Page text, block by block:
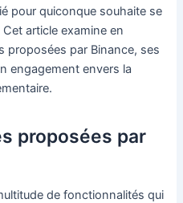
pour quiconque souhaite se
article examine en
proposées par Binance, ses
engagement envers la
proposées par
de fonctionnalités qui